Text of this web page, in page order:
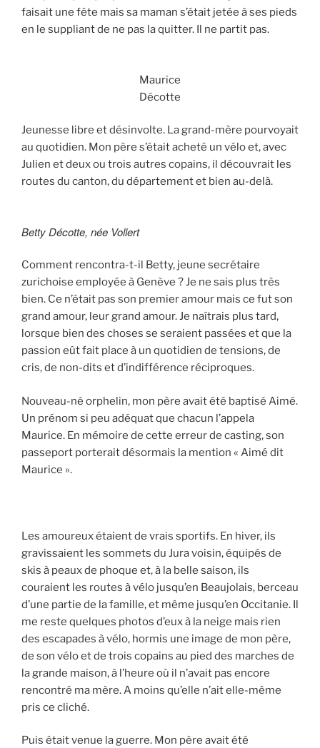
faisait une fête mais sa maman s’était jetée à ses pieds
en le suppliant de ne pas la quitter. Il ne partit pas.
Maurice
Décotte
Jeunesse libre et désinvolte. La grand-mère pourvoyait
au quotidien. Mon père s’était acheté un vélo et, avec
Julien et deux ou trois autres copains, il découvrait les
routes du canton, du département et bien au-delà.
Betty Décotte, née Vollert
Comment rencontra-t-il Betty, jeune secrétaire
zurichoise employée à Genève ? Je ne sais plus très
bien. Ce n’était pas son premier amour mais ce fut son
grand amour, leur grand amour. Je naîtrais plus tard,
lorsque bien des choses se seraient passées et que la
passion eût fait place à un quotidien de tensions, de
cris, de non-dits et d’indifférence réciproques.
Nouveau-né orphelin, mon père avait été baptisé Aimé.
Un prénom si peu adéquat que chacun l’appela
Maurice. En mémoire de cette erreur de casting, son
passeport porterait désormais la mention « Aimé dit
Maurice ».
Les amoureux étaient de vrais sportifs. En hiver, ils
gravissaient les sommets du Jura voisin, équipés de
skis à peaux de phoque et, à la belle saison, ils
couraient les routes à vélo jusqu’en Beaujolais, berceau
d’une partie de la famille, et même jusqu’en Occitanie. Il
me reste quelques photos d’eux à la neige mais rien
des escapades à vélo, hormis une image de mon père,
de son vélo et de trois copains au pied des marches de
la grande maison, à l’heure où il n’avait pas encore
rencontré ma mère. A moins qu’elle n’ait elle-même
pris ce cliché.
Puis était venue la guerre. Mon père avait été